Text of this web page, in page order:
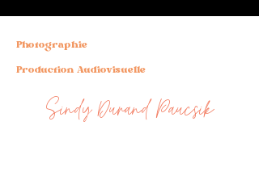
Photographie
Production Audiovisuelle
Sindy Durand Paucsik